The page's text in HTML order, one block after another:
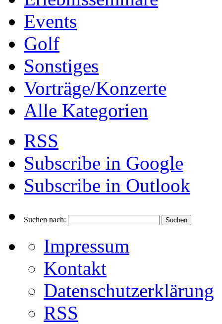
Events
Golf
Sonstiges
Vorträge/Konzerte
Alle Kategorien
RSS
Subscribe in Google
Subscribe in Outlook
Suchen nach:
Impressum
Kontakt
Datenschutzerklärung
RSS